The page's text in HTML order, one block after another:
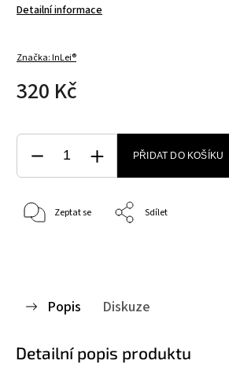
Detailní informace
Značka:InLei®
320 Kč
PŘIDAT DO KOŠÍKU
Zeptat se Sdílet
Popis Diskuze
Detailní popis produktu